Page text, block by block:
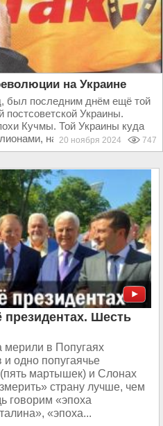
на Украине
был последним днём ещё той
постсоветской Украины.
Кучмы. Той Украины куда
на...20 ноября 2024 747
президентах. Шесть
мерили в Попугаях
и одно попугаячье
мартышек) и Слонах
страну лучше, чем
говорим «эпоха
«эпоха...